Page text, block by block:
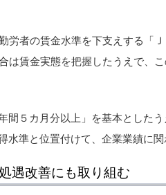
労者の賃金水準を下支えする「
は賃金実態を把握したうえで、
間５カ月分以上」を基本とした
水準と位置付けて、企業業績に
遇改善にも取り組む